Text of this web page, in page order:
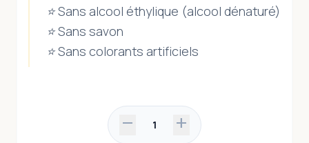
⭐ Sans alcool éthylique (alcool dénaturé)
⭐ Sans savon
⭐ Sans colorants artificiels
remove 1 add